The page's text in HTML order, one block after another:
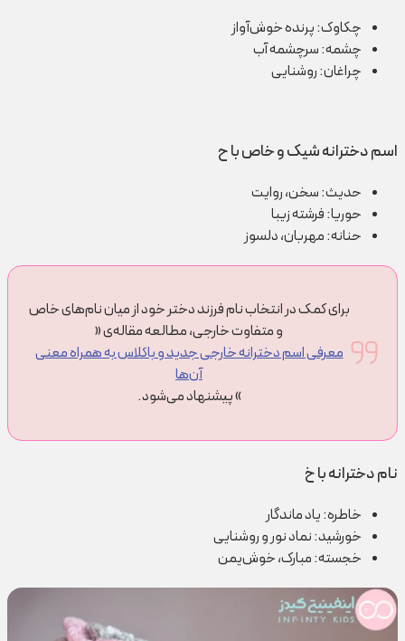
چکاوک: پرنده خوش‌آواز
چشمه: سرچشمه آب
چراغان: روشنایی
اسم دخترانه شیک و خاص با ح
حدیث: سخن، روایت
حوریا: فرشته زیبا
حنانه: مهربان، دلسوز
برای کمک در انتخاب نام فرزند دختر خود از میان نام‌های خاص
و متفاوت خارجی، مطالعه مقاله‌ی «
معرفی اسم دخترانه خارجی جدید و باکلاس به همراه معنی
آن‌ها
» پیشنهاد می‌شود.
نام دخترانه با خ
خاطره: یاد ماندگار
خورشید: نماد نور و روشنایی
خجسته: مبارک، خوش‌یمن